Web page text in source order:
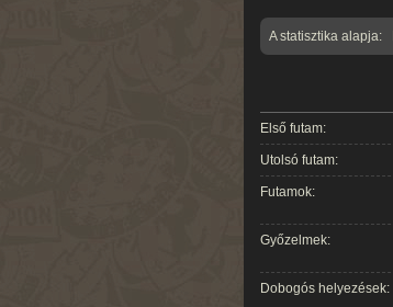
A statisztika alapja:
Első futam:
Utolsó futam:
Futamok:
Győzelmek:
Dobogós helyezések: